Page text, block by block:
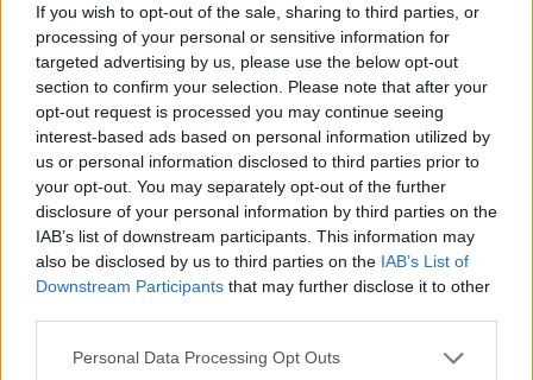
If you wish to opt-out of the sale, sharing to third parties, or
processing of your personal or sensitive information for
targeted advertising by us, please use the below opt-out
section to confirm your selection. Please note that after your
opt-out request is processed you may continue seeing
interest-based ads based on personal information utilized by
us or personal information disclosed to third parties prior to
your opt-out. You may separately opt-out of the further
disclosure of your personal information by third parties on the
IAB’s list of downstream participants. This information may
also be disclosed by us to third parties on the IAB’s List of
Downstream Participants that may further disclose it to other
Personal Data Processing Opt Outs
χαμηλό επίπεδο δεξιοτήτων έχει το 33,8%, μέτριο
το 46,8% και υψηλό το 19,4%. Στον πληθυσμό με
μέτριο επίπεδο e-δεξιοτήτων παρουσιάζεται,
από το 2005, αύξηση κατά 24,3 ποσοστιαίες
μονάδες και στον πληθυσμό με υψηλό επίπεδο
αύξηση κατά 11,3 ποσοστιαίες μονάδες.
Σύμφωνα με τις απαντήσεις που δόθηκαν σε
ερωτήματα υποκειμενικής αντίληψης που
περιλαμβάνονται:
έχουν χρησιμοποιήσει οποτεδήποτε το